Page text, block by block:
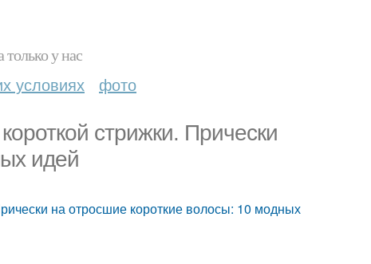
у нас
условиях фото
стрижки. Прически
идей
на отросшие короткие волосы: 10 модных